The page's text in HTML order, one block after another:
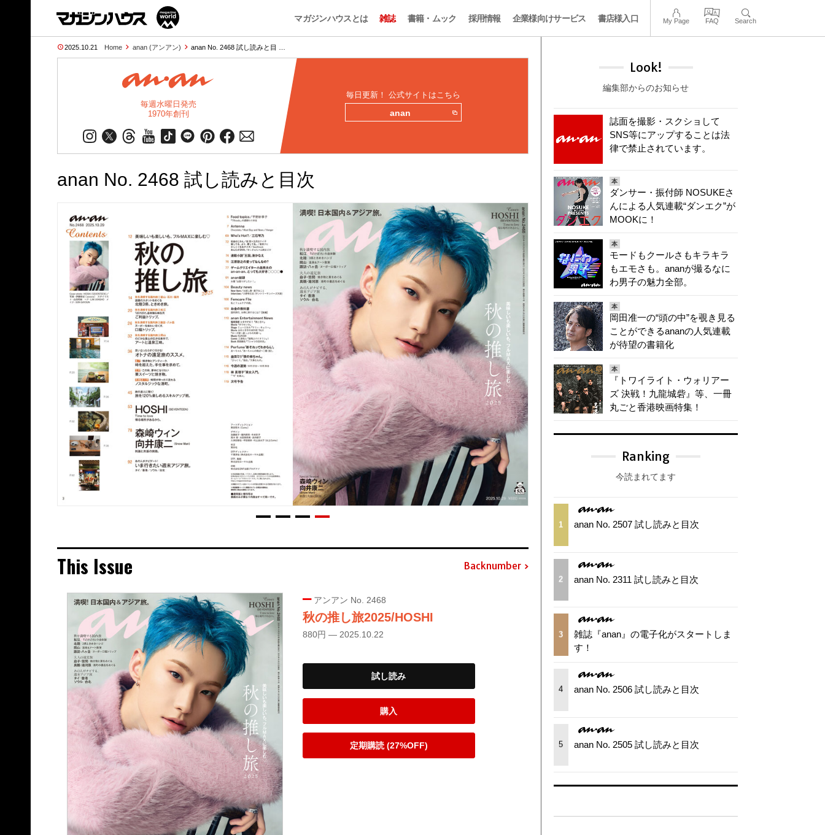
マガジンハウスとは 雑誌 書籍・ムック 採用情報 企業様向けサービス 書店様入口 My Page FAQ Search
2025.10.21 Home anan (アンアン) anan No. 2468 試し読みと目 …
毎週水曜日発売
1970年創刊
毎日更新！ 公式サイトはこちら
anan
anan No. 2468 試し読みと目次
This Issue Backnumber
アンアン No. 2468
秋の推し旅2025/HOSHI
880円 — 2025.10.22
試し読み
購入
定期購読 (27%OFF)
Look!
編集部からのお知らせ
誌面を撮影・スクショして
SNS等にアップすることは法
律で禁止されています。
本
ダンサー・振付師 NOSUKEさ
んによる人気連載“ダンエク”が
MOOKに！
本
モードもクールさもキラキラ
もエモさも。ananが撮るなに
わ男子の魅力全部。
本
岡田准一の“頭の中”を覗き見る
ことができるananの人気連載
が待望の書籍化
本
『トワイライト・ウォリアー
ズ 決戦！九龍城砦』等、一冊
丸ごと香港映画特集！
Ranking
今読まれてます
1 anan No. 2507 試し読みと目次
2 anan No. 2311 試し読みと目次
3
雑誌『anan』の電子化がスタートしま
す！
4 anan No. 2506 試し読みと目次
5 anan No. 2505 試し読みと目次